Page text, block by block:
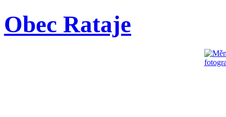
Obec Rataje